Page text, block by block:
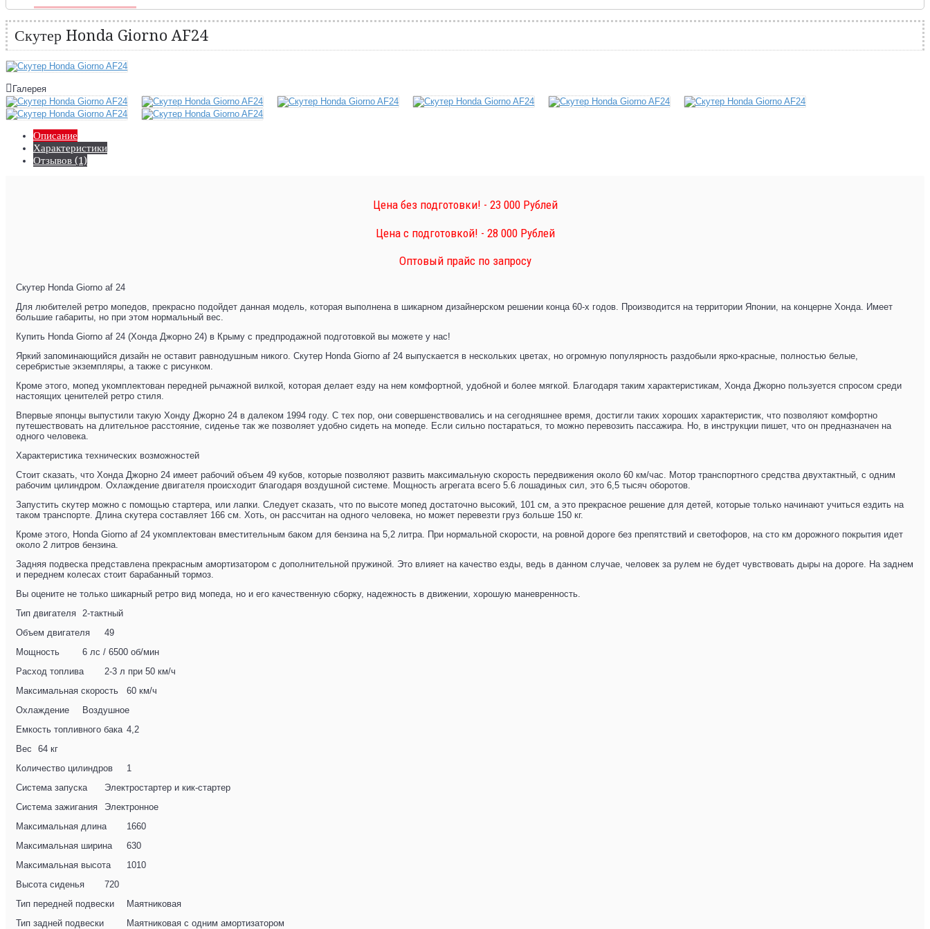
Скутер Honda Giorno AF24
Галерея
Описание
Характеристики
Отзывов (1)
Цена без подготовки! - 23 000 Рублей
Цена с подготовкой! - 28 000 Рублей
Оптовый прайс по запросу
Скутер Honda Giorno af 24
Для любителей ретро мопедов, прекрасно подойдет данная модель, которая выполнена в шикарном дизайнерском решении конца 60-х годов. Производится на территории Японии, на концерне Хонда. Имеет
большие габариты, но при этом нормальный вес.
Купить Honda Giorno af 24 (Хонда Джорно 24) в Крыму с предпродажной подготовкой вы можете у нас!
Яркий запоминающийся дизайн не оставит равнодушным никого. Скутер Honda Giorno af 24 выпускается в нескольких цветах, но огромную популярность раздобыли ярко-красные, полностью белые,
серебристые экземпляры, а также с рисунком.
Кроме этого, мопед укомплектован передней рычажной вилкой, которая делает езду на нем комфортной, удобной и более мягкой. Благодаря таким характеристикам, Хонда Джорно пользуется спросом среди
настоящих ценителей ретро стиля.
Впервые японцы выпустили такую Хонду Джорно 24 в далеком 1994 году. С тех пор, они совершенствовались и на сегодняшнее время, достигли таких хороших характеристик, что позволяют комфортно
путешествовать на длительное расстояние, сиденье так же позволяет удобно сидеть на мопеде. Если сильно постараться, то можно перевозить пассажира. Но, в инструкции пишет, что он предназначен на
одного человека.
Характеристика технических возможностей
Стоит сказать, что Хонда Джорно 24 имеет рабочий объем 49 кубов, которые позволяют развить максимальную скорость передвижения около 60 км/час. Мотор транспортного средства двухтактный, с одним
рабочим цилиндром. Охлаждение двигателя происходит благодаря воздушной системе. Мощность агрегата всего 5.6 лошадиных сил, это 6,5 тысяч оборотов.
Запустить скутер можно с помощью стартера, или лапки. Следует сказать, что по высоте мопед достаточно высокий, 101 см, а это прекрасное решение для детей, которые только начинают учиться ездить на
таком транспорте. Длина скутера составляет 166 см. Хоть, он рассчитан на одного человека, но может перевезти груз больше 150 кг.
Кроме этого, Honda Giorno af 24 укомплектован вместительным баком для бензина на 5,2 литра. При нормальной скорости, на ровной дороге без препятствий и светофоров, на сто км дорожного покрытия идет
около 2 литров бензина.
Задняя подвеска представлена прекрасным амортизатором с дополнительной пружиной. Это влияет на качество езды, ведь в данном случае, человек за рулем не будет чувствовать дыры на дороге. На заднем
и переднем колесах стоит барабанный тормоз.
Вы оцените не только шикарный ретро вид мопеда, но и его качественную сборку, надежность в движении, хорошую маневренность.
Тип двигателя
2-тактный
Объем двигателя
49
Мощность
6 лс / 6500 об/мин
Расход топлива
2-3 л при 50 км/ч
Максимальная скорость
60 км/ч
Охлаждение
Воздушное
Емкость топливного бака 4,2
Вес
64 кг
Количество цилиндров
1
Система запуска
Электростартер и кик-стартер
Система зажигания
Электронное
Максимальная длина
1660
Максимальная ширина
630
Максимальная высота
1010
Высота сиденья
720
Тип передней подвески
Маятниковая
Тип задней подвески
Маятниковая с одним амортизатором